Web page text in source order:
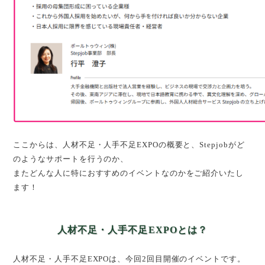
ここからは、人材不足・人手不足EXPOの概要と、Stepjobがど
のようなサポートを行うのか、
またどんな人に特におすすめのイベントなのかをご紹介いたし
ます！
人材不足・人手不足EXPOとは？
人材不足・人手不足EXPOは、今回2回目開催のイベントです。